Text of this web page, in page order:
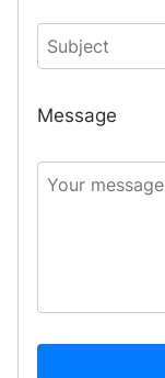
Message